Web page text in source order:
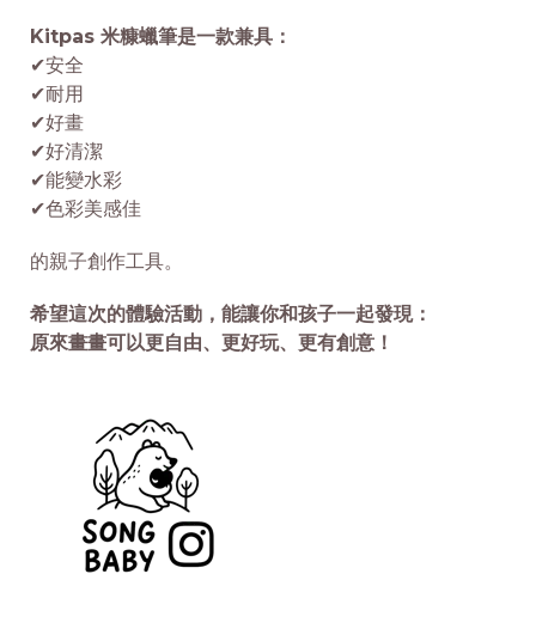
Kitpas 米糠蠟筆是一款兼具：
✔安全
✔耐用
✔好畫
✔好清潔
✔能變水彩
✔色彩美感佳
的親子創作工具。
希望這次的體驗活動，能讓你和孩子一起發現：
原來畫畫可以更自由、更好玩、更有創意！